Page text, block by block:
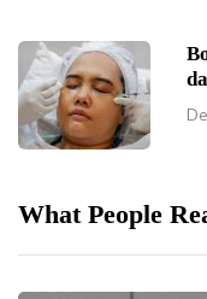
What People